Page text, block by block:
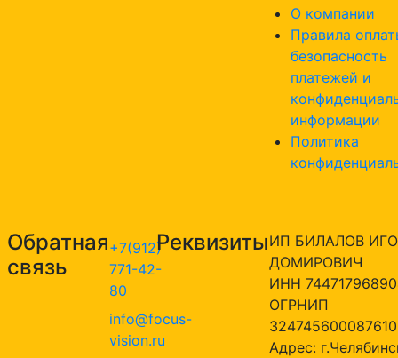
О компании
Правила
безопасность
платежей и
информации
Политика
Обратная
связь
+7(912)
771-42-
80
info@focus-
vision.ru
РеквизитыИП БИЛАЛОВ
ДОМИРОВИЧ
ИНН
ОГРНИП
324745600087610
Адрес: